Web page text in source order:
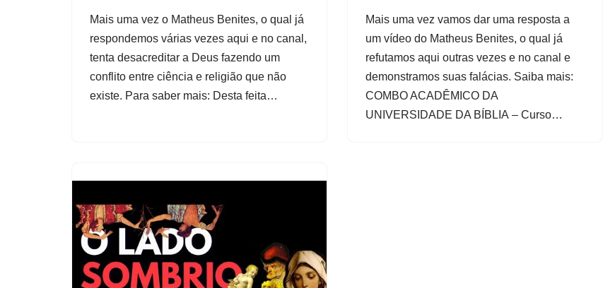
Mais uma vez o Matheus Benites, o qual já
respondemos várias vezes aqui e no canal,
tenta desacreditar a Deus fazendo um
conflito entre ciência e religião que não
existe. Para saber mais: Desta feita…
Mais uma vez vamos dar uma resposta a
um vídeo do Matheus Benites, o qual já
refutamos aqui outras vezes e no canal e
demonstramos suas falácias. Saiba mais:
COMBO ACADÊMICO DA
UNIVERSIDADE DA BÍBLIA – Curso…